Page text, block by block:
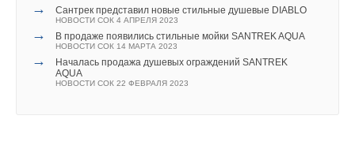
→ Сантрек представил новые стильные душевые DIABLO
НОВОСТИ СОК 4 АПРЕЛЯ 2023
→ В продаже появились стильные мойки SANTREK AQUA
НОВОСТИ СОК 14 МАРТА 2023
→
Началась продажа душевых ограждений SANTREK
AQUA
НОВОСТИ СОК 22 ФЕВРАЛЯ 2023
к безопасной воде.
Читайте по теме:
Ваше имя *
Ваш E-mail *
отраслевых сегментов. «Благодаря недавнему
приобретению, дополнившему уже имеющийся портфель,
мы расширяем область нашей компетенции как
поставщика решений и предлагаем пути решения
глобальных задач, связанных с изменением климата